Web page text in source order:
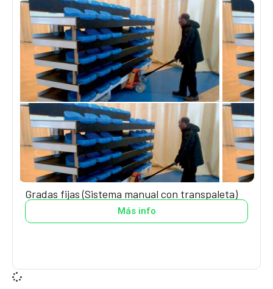
Gradas fijas (Sistema manual con transpaleta)
Más info